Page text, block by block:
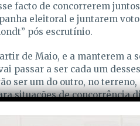
facto de concorrerem
eleitoral e juntarem
pós escrutínio.
de Maio, e a manterem a
passar a ser cada um
ser um do outro, no
situações de concorrência